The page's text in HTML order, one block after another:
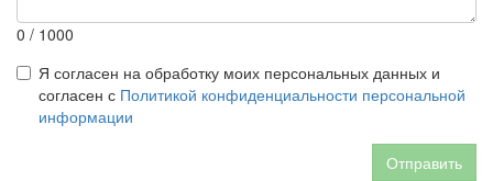
0 / 1000
Я согласен на обработку моих персональных данных и
согласен с Политикой конфиденциальности персональной
информации
Отправить